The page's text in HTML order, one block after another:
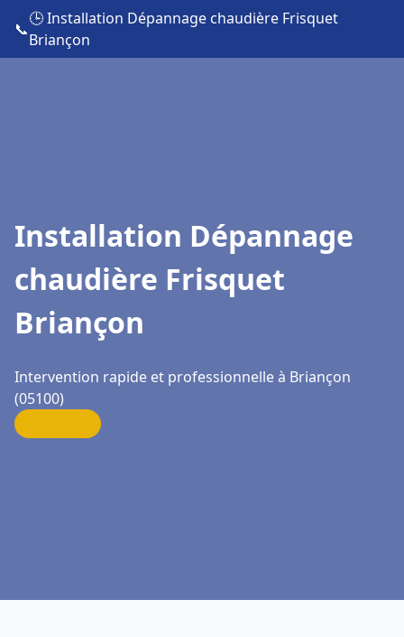
📞
🕒 Installation Dépannage chaudière Frisquet
Briançon
Installation Dépannage
chaudière Frisquet
Briançon
Intervention rapide et professionnelle à Briançon
(05100)